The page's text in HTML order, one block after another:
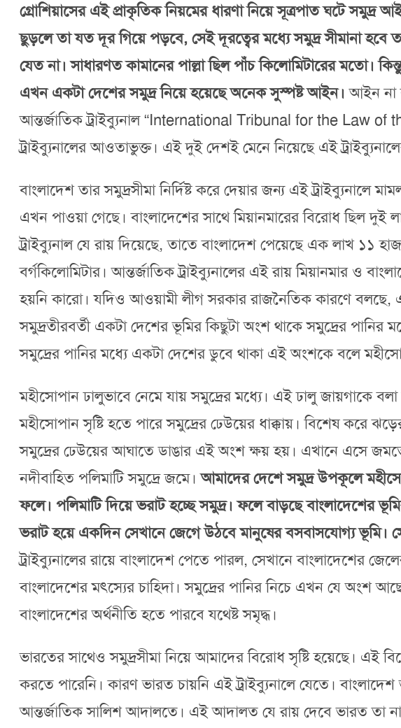
গ্রোশিয়াসের এই প্রাকৃতিক নিয়মের ধারণা নিয়ে সূত্রপাত ঘটে
ছুড়লে তা যত দূর গিয়ে পড়বে, সেই দূরত্বের মধ্যে সমুদ্র সীমানা হবে
যেত না। সাধারণত কামানের পাল্লা ছিল পাঁচ কিলোমিটারের মতো।
এখন একটা দেশের সমুদ্র নিয়ে হয়েছে অনেক সুস্পষ্ট আইন। আইন না
আন্তর্জাতিক ট্রাইব্যুনাল “International Tribunal for the Law of
ট্রাইব্যুনালের আওতাভুক্ত। এই দুই দেশই মেনে নিয়েছে এই
বাংলাদেশ তার সমুদ্রসীমা নির্দিষ্ট করে দেয়ার জন্য এই ট্রাইব্যুনালে
এখন পাওয়া গেছে। বাংলাদেশের সাথে মিয়ানমারের বিরোধ ছিল দুই
ট্রাইব্যুনাল যে রায় দিয়েছে, তাতে বাংলাদেশ পেয়েছে এক লাখ ১১
বর্গকিলোমিটার। আন্তর্জাতিক ট্রাইব্যুনালের এই রায় মিয়ানমার ও
হয়নি কারো। যদিও আওয়ামী লীগ সরকার রাজনৈতিক কারণে বলছে,
সমুদ্রতীরবর্তী একটা দেশের ভূমির কিছুটা অংশ থাকে সমুদ্রের পানির
সমুদ্রের পানির মধ্যে একটা দেশের ডুবে থাকা এই অংশকে বলে
মহীসোপান ঢালুভাবে নেমে যায় সমুদ্রের মধ্যে। এই ঢালু জায়গাকে
মহীসোপান সৃষ্টি হতে পারে সমুদ্রের ঢেউয়ের ধাক্কায়। বিশেষ
সমুদ্রের ঢেউয়ের আঘাতে ডাঙার এই অংশ ক্ষয় হয়। এখানে এসে
নদীবাহিত পলিমাটি সমুদ্রে জমে।আমাদের দেশে সমুদ্র উপকূলে
ফলে। পলিমাটি দিয়ে ভরাট হচ্ছে সমুদ্র। ফলে বাড়ছে বাংলাদেশের
ভরাট হয়ে একদিন সেখানে জেগে উঠবে মানুষের বসবাসযোগ্য ভূমি।
ট্রাইব্যুনালের রায়ে বাংলাদেশ পেতে পারল, সেখানে বাংলাদেশের
বাংলাদেশের মৎস্যের চাহিদা। সমুদ্রের পানির নিচে এখন যে অংশ
বাংলাদেশের অর্থনীতি হতে পারবে যথেষ্ট সমৃদ্ধ।
ভারতের সাথেও সমুদ্রসীমা নিয়ে আমাদের বিরোধ সৃষ্টি হয়েছে। এই
করতে পারেনি। কারণ ভারত চায়নি এই ট্রাইব্যুনালে যেতে।
আন্তর্জাতিক সালিশ আদালতে। এই আদালত যে রায় দেবে ভারত তা